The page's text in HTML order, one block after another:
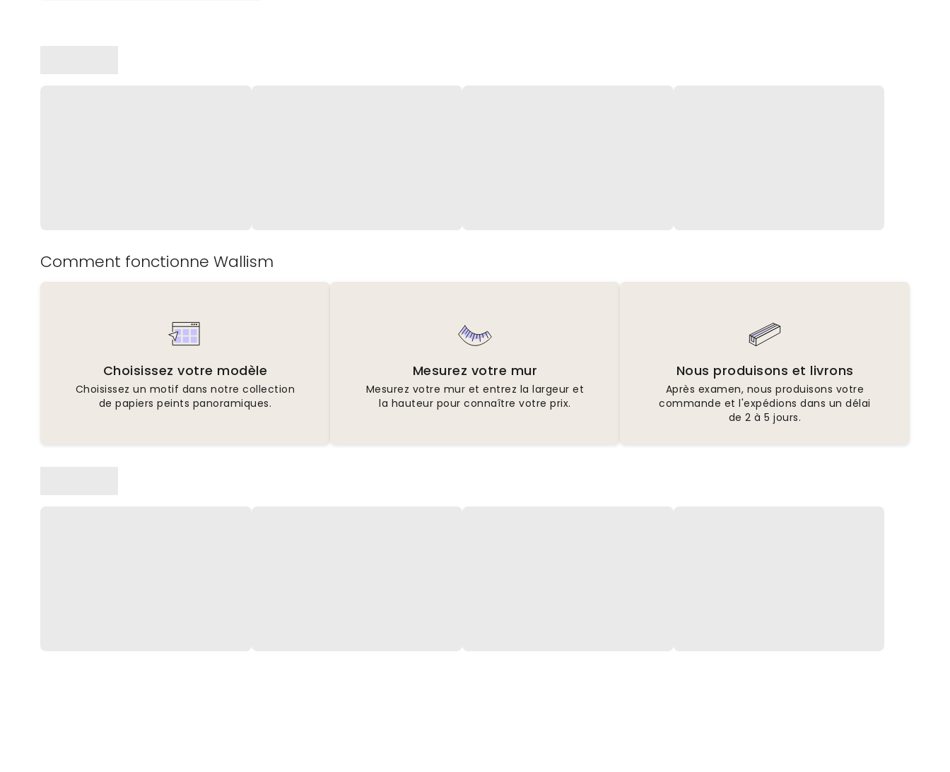
Comment fonctionne Wallism
Choisissez votre modèle
Choisissez un motif dans notre collection
de papiers peints panoramiques.
Mesurez votre mur
Mesurez votre mur et entrez la largeur et
la hauteur pour connaître votre prix.
Nous produisons et livrons
Après examen, nous produisons votre
commande et l'expédions dans un délai
de 2 à 5 jours.